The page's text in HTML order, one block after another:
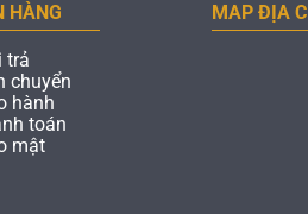
HÀNG
trả
chuyển
hành
toán
mật
MAP ĐỊA